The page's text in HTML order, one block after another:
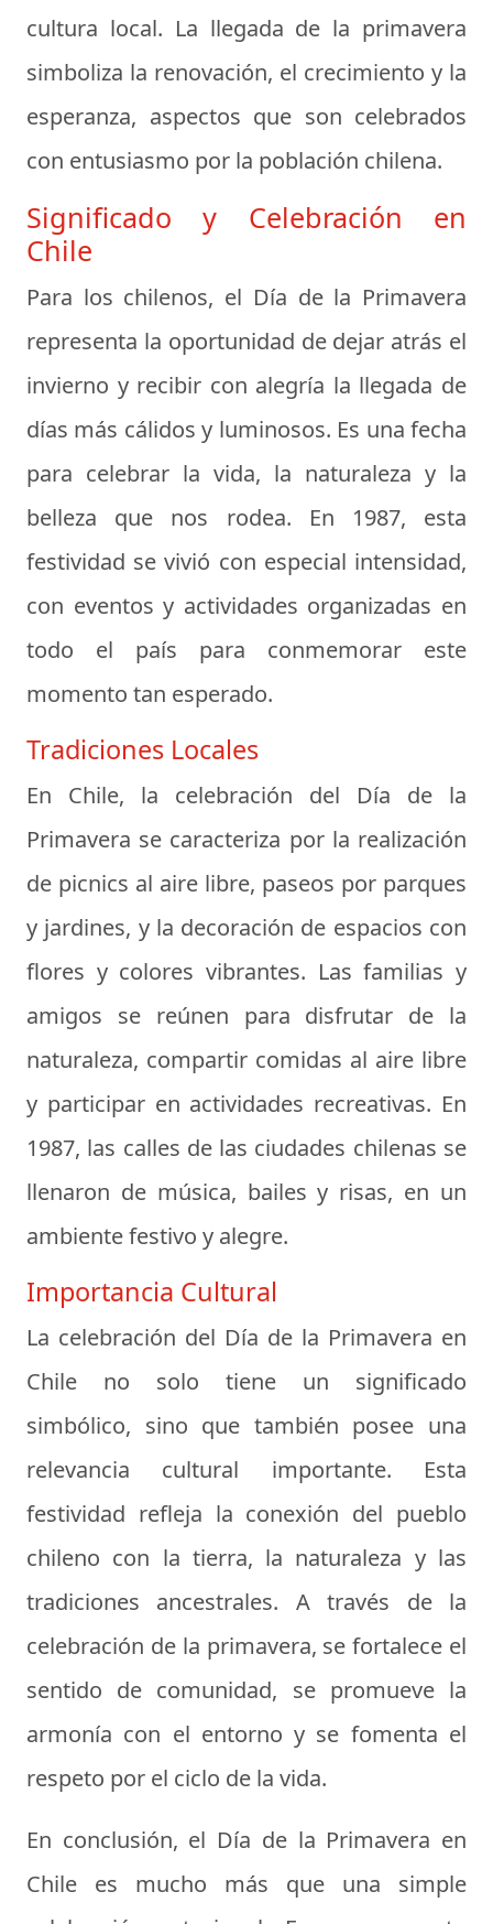
cultura local. La llegada de la primavera
simboliza la renovación, el crecimiento y la
esperanza, aspectos que son celebrados
con entusiasmo por la población chilena.
Significado y Celebración en
Chile
Para los chilenos, el Día de la Primavera
representa la oportunidad de dejar atrás el
invierno y recibir con alegría la llegada de
días más cálidos y luminosos. Es una fecha
para celebrar la vida, la naturaleza y la
belleza que nos rodea. En 1987, esta
festividad se vivió con especial intensidad,
con eventos y actividades organizadas en
todo el país para conmemorar este
momento tan esperado.
Tradiciones Locales
En Chile, la celebración del Día de la
Primavera se caracteriza por la realización
de picnics al aire libre, paseos por parques
y jardines, y la decoración de espacios con
flores y colores vibrantes. Las familias y
amigos se reúnen para disfrutar de la
naturaleza, compartir comidas al aire libre
y participar en actividades recreativas. En
1987, las calles de las ciudades chilenas se
llenaron de música, bailes y risas, en un
ambiente festivo y alegre.
Importancia Cultural
La celebración del Día de la Primavera en
Chile no solo tiene un significado
simbólico, sino que también posee una
relevancia cultural importante. Esta
festividad refleja la conexión del pueblo
chileno con la tierra, la naturaleza y las
tradiciones ancestrales. A través de la
celebración de la primavera, se fortalece el
sentido de comunidad, se promueve la
armonía con el entorno y se fomenta el
respeto por el ciclo de la vida.
En conclusión, el Día de la Primavera en
Chile es mucho más que una simple